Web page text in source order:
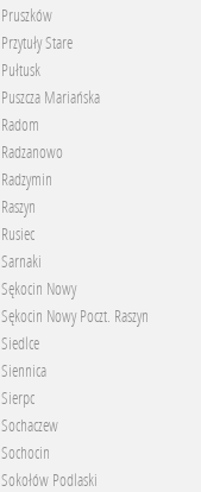
Pruszków
Przytuły Stare
Pułtusk
Puszcza Mariańska
Radom
Radzanowo
Radzymin
Raszyn
Rusiec
Sarnaki
Sękocin Nowy
Sękocin Nowy Poczt. Raszyn
Siedlce
Siennica
Sierpc
Sochaczew
Sochocin
Sokołów Podlaski